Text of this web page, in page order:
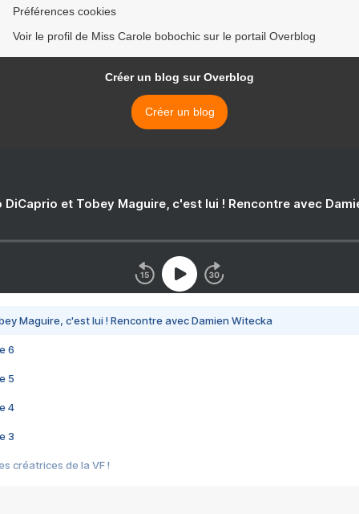
Préférences cookies
Voir le profil de Miss Carole bobochic sur le portail Overblog
Créer un blog sur Overblog
Créer un blog
DiCaprio et Tobey Maguire, c'est lui ! Rencontre avec
Maguire, c'est lui ! Rencontre avec Damien Witecka
6
5
4
3
créatrices de la VF !